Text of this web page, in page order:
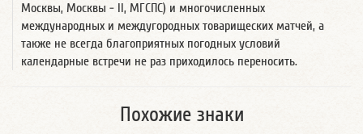
Москвы, Москвы - II, МГСПС) и многочисленных
международных и междугородных товарищеских матчей, а
также не всегда благоприятных погодных условий
календарные встречи не раз приходилось переносить.
Похожие знаки